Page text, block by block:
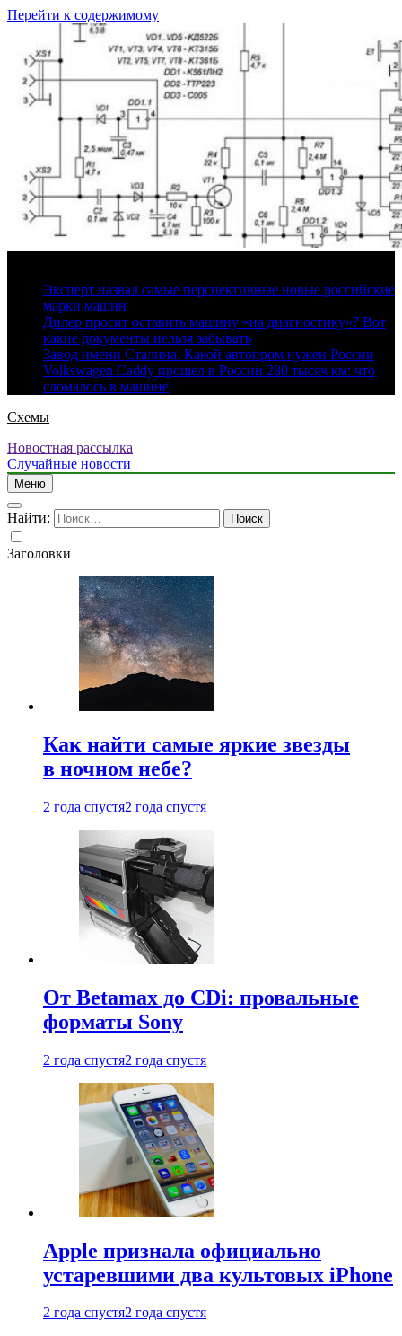
Перейти к содержимому
Эксперт назвал самые перспективные новые российские
марки машин
Дилер просит оставить машину «на диагностику»? Вот
какие документы нельзя забывать
Завод имени Сталина. Какой автопром нужен России
Volkswagen Caddy прошел в России 280 тысяч км: что
сломалось в машине
Схемы
Новостная рассылка
Случайные новости
Меню
Найти:
Заголовки
Как найти самые яркие звезды
в ночном небе?
2 года спустя2 года спустя
От Betamax до CDi: провальные
форматы Sony
2 года спустя2 года спустя
Apple признала официально
устаревшими два культовых iPhone
2 года спустя2 года спустя